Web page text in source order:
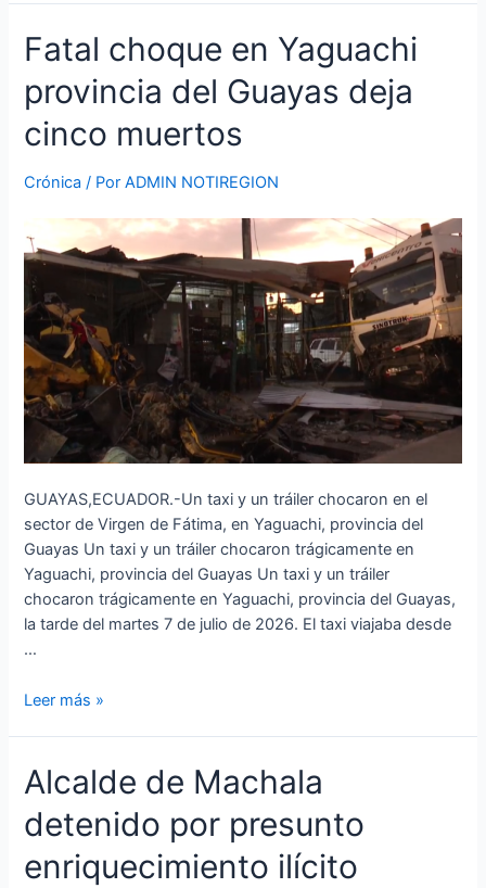
Fatal choque en Yaguachi
provincia del Guayas deja
cinco muertos
Crónica / PorADMIN NOTIREGION
GUAYAS,ECUADOR.-Un taxi y un tráiler chocaron en el
sector de Virgen de Fátima, en Yaguachi, provincia del
Guayas Un taxi y un tráiler chocaron trágicamente en
Yaguachi, provincia del Guayas Un taxi y un tráiler
chocaron trágicamente en Yaguachi, provincia del Guayas,
la tarde del martes 7 de julio de 2026. El taxi viajaba desde
…
Fatal
choque
en
Yaguachi
provincia
Guayas
deja
cinco
muertos
Leer más »
Alcalde de Machala
detenido por presunto
enriquecimiento ilícito
Alcalde
de
Machala
por